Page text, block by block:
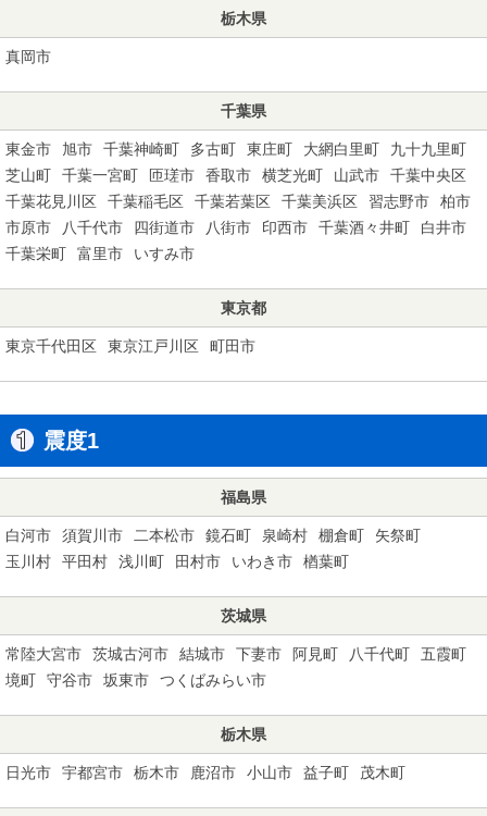
栃木県
真岡市
千葉県
東金市 旭市 千葉神崎町 多古町 東庄町 大網白里町
九十九里町
芝山町
千葉一宮町 匝瑳市 香取市 横芝光町 山武市
千葉中央区
千葉花見川区
千葉稲毛区 千葉若葉区 千葉美浜区 習志野市
柏市
市原市
八千代市 四街道市 八街市 印西市 千葉酒々井町
白井市
千葉栄町
富里市 いすみ市
東京都
東京千代田区 東京江戸川区 町田市
震度1
福島県
白河市 須賀川市 二本松市 鏡石町 泉崎村 棚倉町
矢祭町
玉川村
平田村 浅川町 田村市 いわき市 楢葉町
茨城県
常陸大宮市 茨城古河市 結城市 下妻市 阿見町 八千代町
五霞町
境町
守谷市 坂東市 つくばみらい市
栃木県
日光市 宇都宮市 栃木市 鹿沼市 小山市 益子町 茂木町